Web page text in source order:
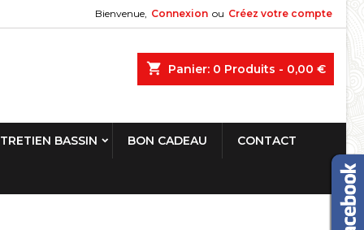
Bienvenue, Connexion ou Créez votre compte
shopping_cart Panier: 0 Produits - 0,00 €
BASSIN BON CADEAU CONTACT